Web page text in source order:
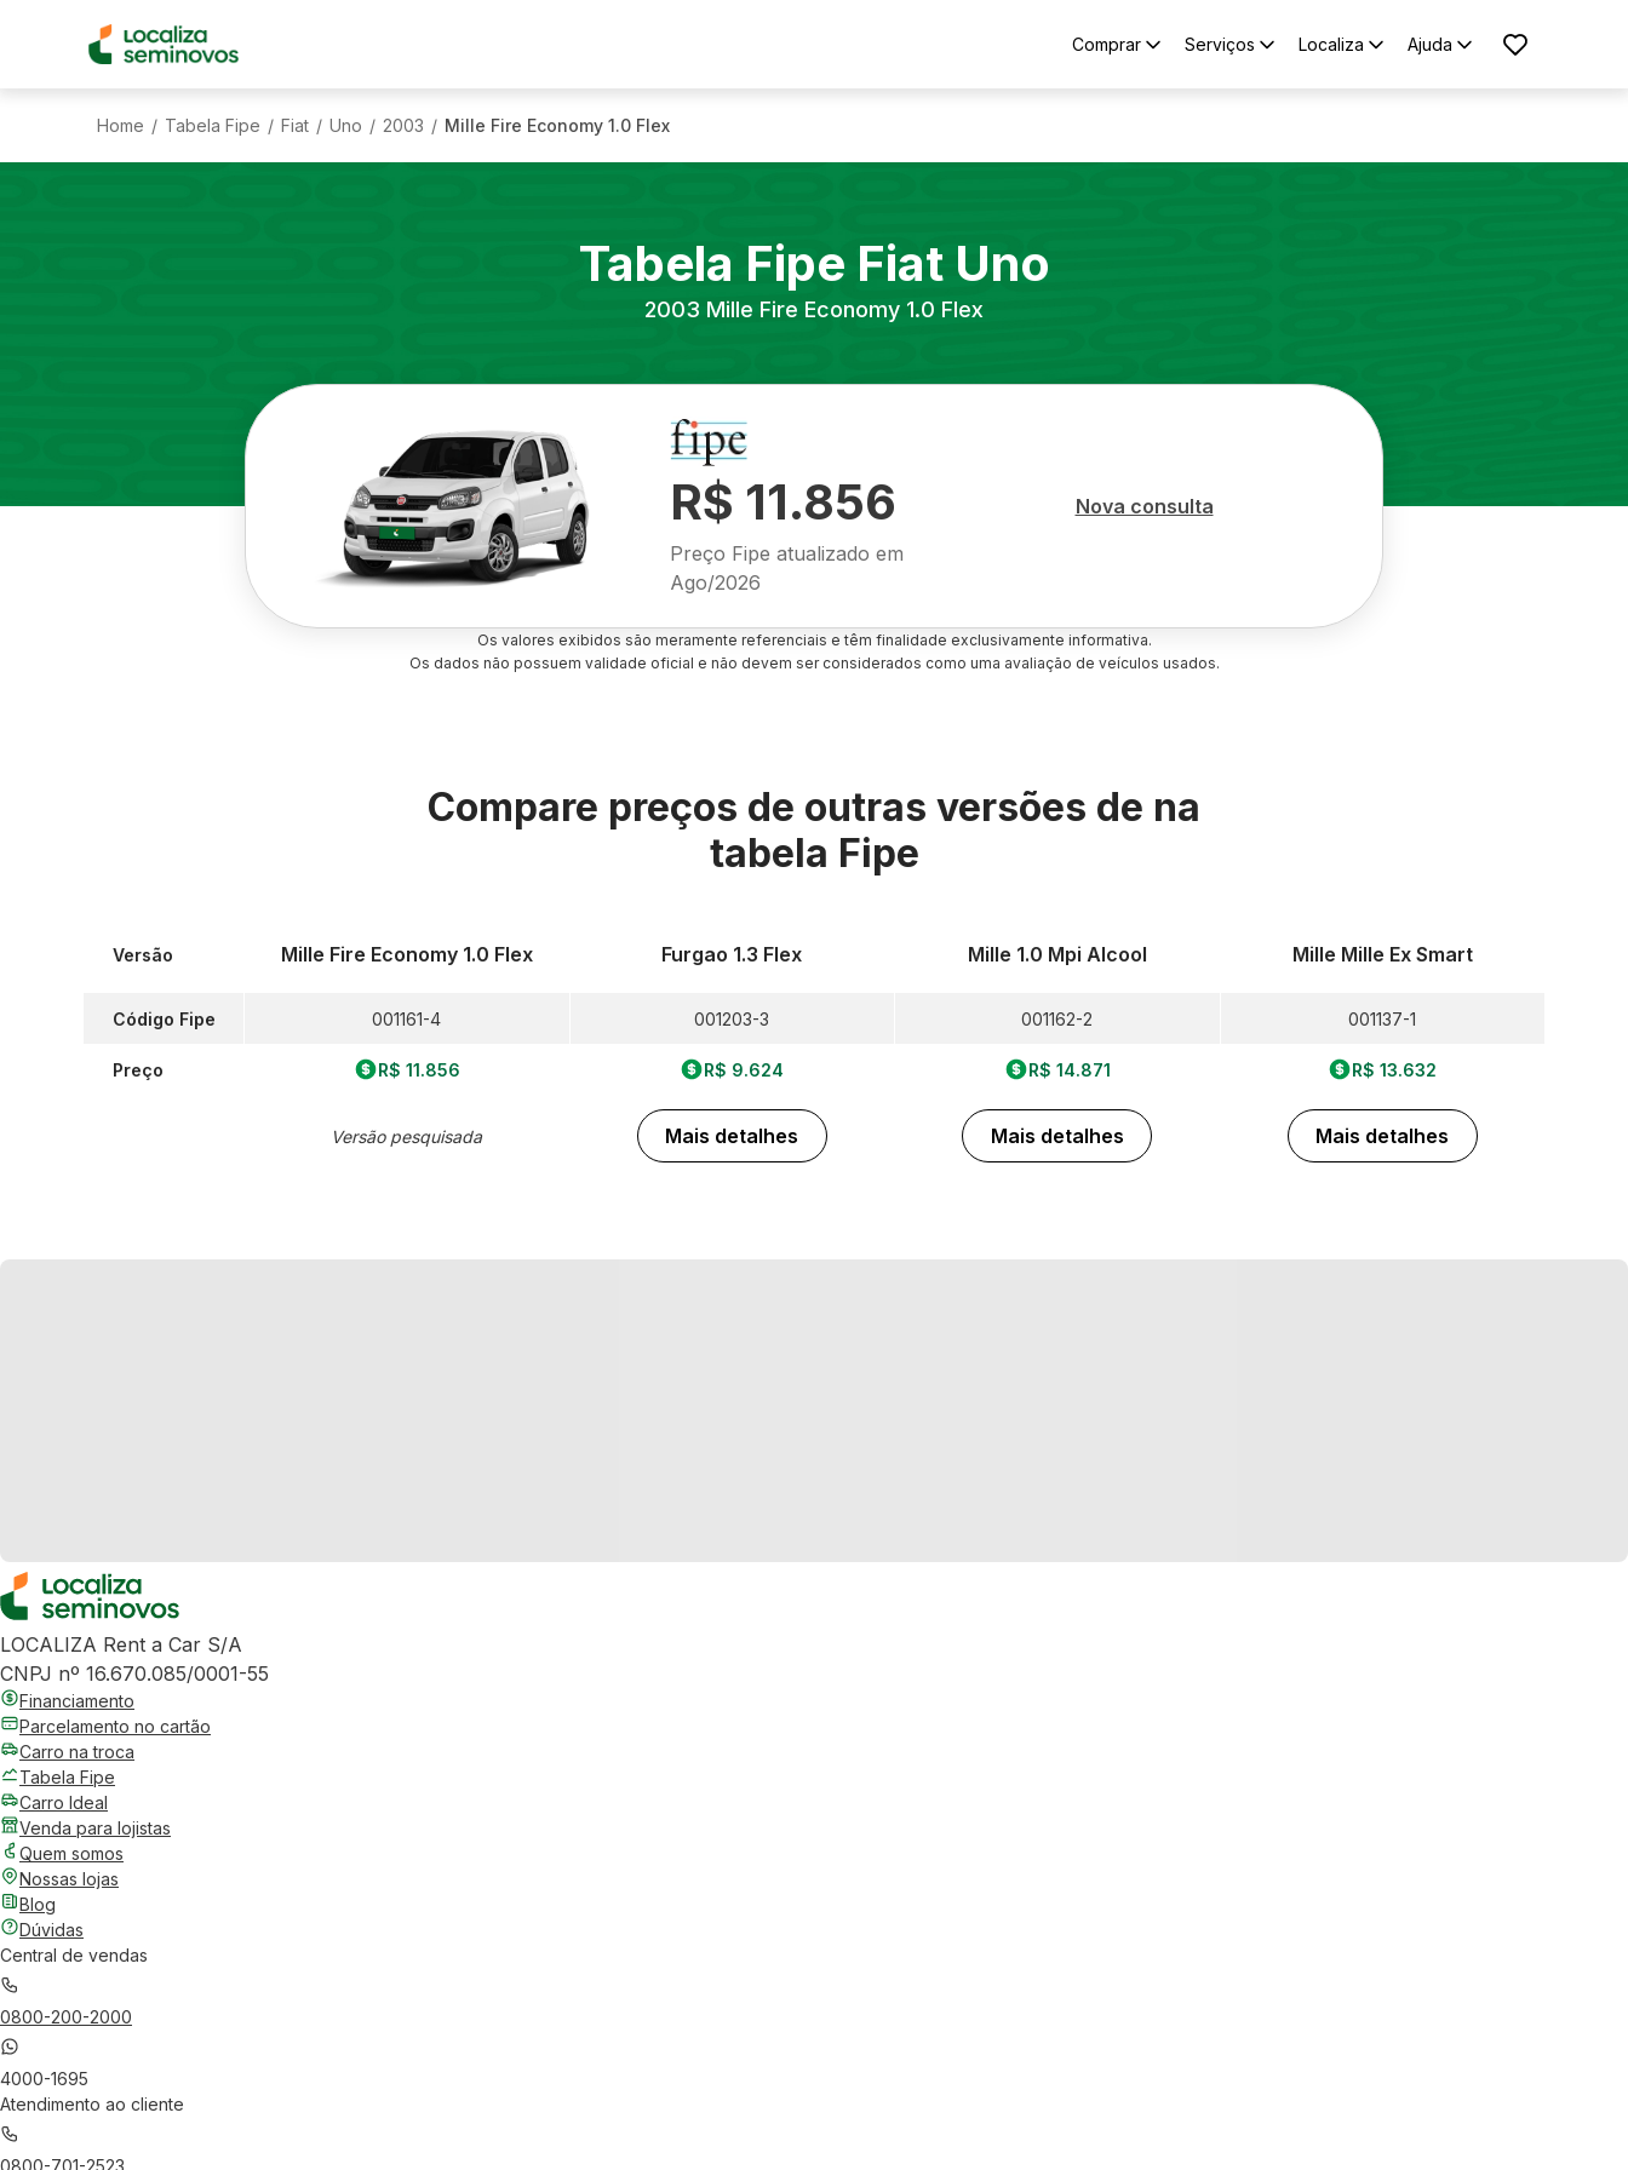
Comprar Serviços Localiza Ajuda
Home / Tabela Fipe / Fiat / Uno / 2003 / Mille Fire Economy 1.0 Flex
Tabela Fipe Fiat Uno
2003 Mille Fire Economy 1.0 Flex
R$ 11.856
Preço Fipe atualizado em
Ago/2026
Nova consulta
Os valores exibidos são meramente referenciais e têm finalidade exclusivamente informativa.
Os dados não possuem validade oficial e não devem ser considerados como uma avaliação de veículos usados.
Compare preços de outras versões de na
tabela Fipe
Versão
Código Fipe
Preço
Mille Fire Economy 1.0 Flex
001161-4
R$ 11.856
Versão pesquisada
Furgao 1.3 Flex
001203-3
R$ 9.624
Mais detalhes
Mille 1.0 Mpi Alcool
001162-2
R$ 14.871
Mais detalhes
Mille Mille Ex Smart
001137-1
R$ 13.632
Mais detalhes
LOCALIZA Rent a Car S/A
CNPJ nº 16.670.085/0001-55
Financiamento
Parcelamento no cartão
Carro na troca
Tabela Fipe
Carro Ideal
Venda para lojistas
Quem somos
Nossas lojas
Blog
Dúvidas
Central de vendas
0800-200-2000
4000-1695
Atendimento ao cliente
0800-701-2523